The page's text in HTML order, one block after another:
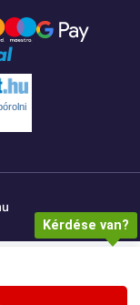
Kérdése van?